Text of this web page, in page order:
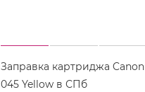
Заправка картриджа Canon
045 Yellow в СПб